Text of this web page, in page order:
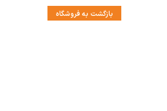
بازگشت به فروشگاه